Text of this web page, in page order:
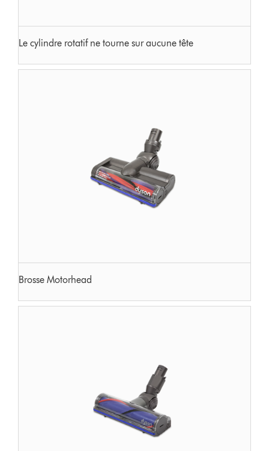
Le cylindre rotatif ne tourne sur aucune tête
Brosse Motorhead